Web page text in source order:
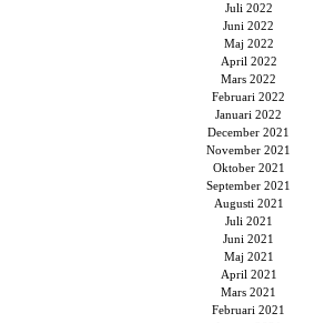
Juli 2022
Juni 2022
Maj 2022
April 2022
Mars 2022
Februari 2022
Januari 2022
December 2021
November 2021
Oktober 2021
September 2021
Augusti 2021
Juli 2021
Juni 2021
Maj 2021
April 2021
Mars 2021
Februari 2021